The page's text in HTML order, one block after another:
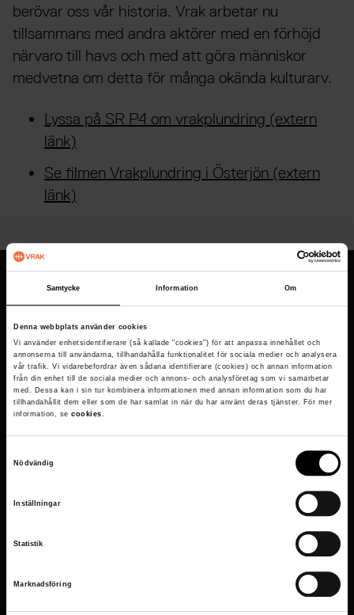
Samtycke Information Om
Denna webbplats använder cookies
Vi använder enhetsidentifierare (så kallade "cookies") för att anpassa innehållet och
annonserna till användarna, tillhandahålla funktionalitet för sociala medier och analysera
vår trafik. Vi vidarebefordrar även sådana identifierare (cookies) och annan information
från din enhet till de sociala medier och annons- och analysföretag som vi samarbetar
med. Dessa kan i sin tur kombinera informationen med annan information som du har
tillhandahållit dem eller som de har samlat in när du har använt deras tjänster. För mer
information, secookies.
Nödvändig
Inställningar
Statistik
Marknadsföring
berövar oss vår historia. Vrak arbetar nu
tillsammans med andra aktörer med en förhöjd
närvaro till havs och med att göra människor
medvetna om detta för många okända kulturarv.
Lyssa på SR P4 om vrakplundring (extern
länk)
Se filmen Vrakplundring i Österjön (extern
länk)
Besöksadress
Djurgårdsstrand 17
115 21 Stockholm
Vrak på Google Maps
Om webbplatsen
Tillgänglighetsredogörelse
Cookies
Pressrum